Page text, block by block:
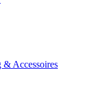
Accessoires